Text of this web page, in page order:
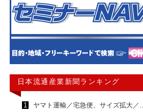
日本流通産業新聞ランキング
1
ヤマト運輸／宅急便、サイズ拡大／…